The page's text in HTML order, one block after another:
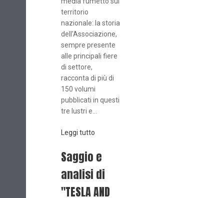
territorio
nazionale: la storia
dell'Associazione,
sempre presente
alle principali fiere
di settore,
racconta di più di
150 volumi
pubblicati in questi
tre lustri e...
Leggi tutto
Saggio e
analisi di
"TESLA AND